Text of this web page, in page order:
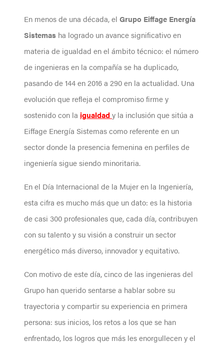
En menos de una década, el Grupo Eiffage Energía
Sistemas ha logrado un avance significativo en
materia de igualdad en el ámbito técnico: el número
de ingenieras en la compañía se ha duplicado,
pasando de 144 en 2016 a 290 en la actualidad. Una
evolución que refleja el compromiso firme y
sostenido con la igualdad y la inclusión que sitúa a
Eiffage Energía Sistemas como referente en un
sector donde la presencia femenina en perfiles de
ingeniería sigue siendo minoritaria.
En el Día Internacional de la Mujer en la Ingeniería,
esta cifra es mucho más que un dato: es la historia
de casi 300 profesionales que, cada día, contribuyen
con su talento y su visión a construir un sector
energético más diverso, innovador y equitativo.
Con motivo de este día, cinco de las ingenieras del
Grupo han querido sentarse a hablar sobre su
trayectoria y compartir su experiencia en primera
persona: sus inicios, los retos a los que se han
enfrentado, los logros que más les enorgullecen y el